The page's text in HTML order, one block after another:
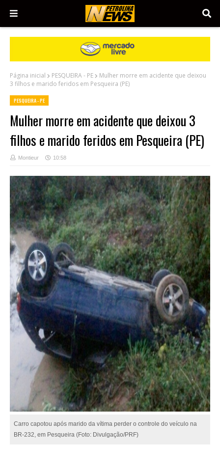
Página inicial PESQUEIRA - PE
Mulher morre em acidente que deixou
3 filhos e marido feridos em Pesqueira (PE)
PESQUEIRA - PE
Mulher morre em acidente que deixou 3
filhos e marido feridos em Pesqueira (PE)
Montieur 10:58
Carro capotou após marido da vítima perder o controle do veículo na
BR-232, em Pesqueira (Foto: Divulgação/PRF)